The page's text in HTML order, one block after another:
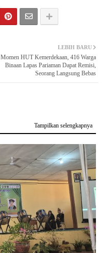
LEBIH BARU
Momen HUT Kemerdekaan, 416 Warga
Binaan Lapas Pariaman Dapat Remisi,
Seorang Langsung Bebas
Tampilkan selengkapnya